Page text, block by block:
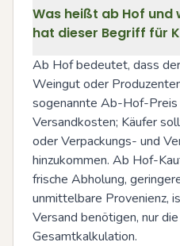
Was heißt ab Hof und
hat dieser Begriff für
Ab Hof bedeutet, dass
Weingut oder
sogenannte Ab-Hof-
Versandkosten; Käufer
oder Verpackungs- und
hinzukommen. Ab Hof-
frische Abholung,
unmittelbare Provenienz,
Versand benötigen, nur
Gesamtkalkulation.